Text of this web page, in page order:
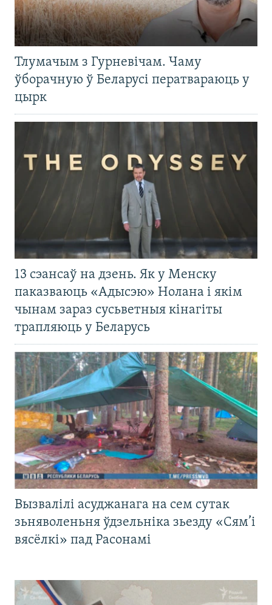
Тлумачым з Гурневічам. Чаму
ўборачную ў Беларусі ператвараюць у
цырк
13 сэансаў на дзень. Як у Менску
паказваюць «Адысэю» Нолана і якім
чынам зараз сусьветныя кінагіты
трапляюць у Беларусь
Вызвалілі асуджанага на сем сутак
зьняволеньня ўдзельніка зьезду «Сям’і
вясёлкі» пад Расонамі